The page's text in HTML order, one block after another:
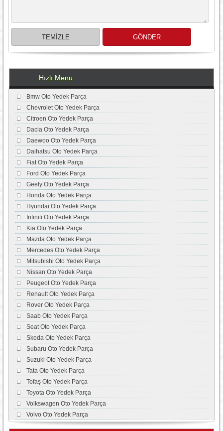
Hızlı Menu
Bmw Oto Yedek Parça
Chevrolet Oto Yedek Parça
Citroen Oto Yedek Parça
Dacia Oto Yedek Parça
Daewoo Oto Yedek Parça
Daihatsu Oto Yedek Parça
Fiat Oto Yedek Parça
Ford Oto Yedek Parça
Geely Oto Yedek Parça
Honda Oto Yedek Parça
Hyundai Oto Yedek Parça
İnfiniti Oto Yedek Parça
Kia Oto Yedek Parça
Mazda Oto Yedek Parça
Mercedes Oto Yedek Parça
Mitsubishi Oto Yedek Parça
Nissan Oto Yedek Parça
Peugeot Oto Yedek Parça
Renault Oto Yedek Parça
Rover Oto Yedek Parça
Saab Oto Yedek Parça
Seat Oto Yedek Parça
Skoda Oto Yedek Parça
Subaru Oto Yedek Parça
Suzuki Oto Yedek Parça
Tata Oto Yedek Parça
Tofaş Oto Yedek Parça
Toyota Oto Yedek Parça
Volkswagen Oto Yedek Parça
Volvo Oto Yedek Parça